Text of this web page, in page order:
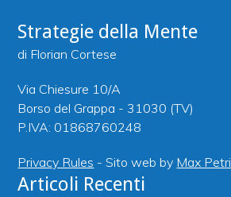
Strategie della Mente
di Florian Cortese
Via Chiesure 10/A
Borso del Grappa - 31030 (TV)
P.IVA: 01868760248
Privacy Rules - Sito web by Max Petri
Articoli Recenti